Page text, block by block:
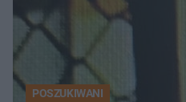
POSZUKIWANI